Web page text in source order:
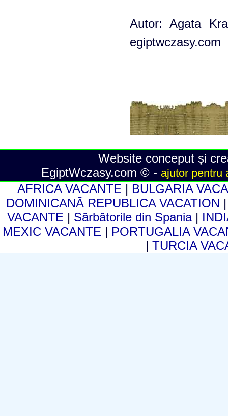
Autor: Agata
egiptwczasy.com
Website conceput şi
EgiptWczasy.com © - ajutor pentru
AFRICA VACANTE | BULGARIA
DOMINICANĂ REPUBLICA VACATION
VACANTE | Sărbătorile din Spania |
MEXIC VACANTE | PORTUGALIA
| TURCIA